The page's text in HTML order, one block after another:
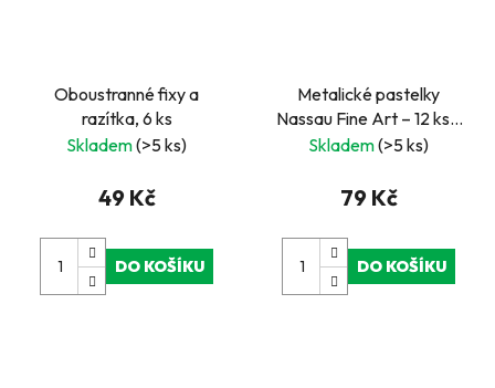
Oboustranné fixy a
razítka, 6 ks
Skladem(>5 ks)
49 Kč
DO KOŠÍKU
Metalické pastelky
Nassau Fine Art – 12 ks v
kovovém obalu
Skladem(>5 ks)
79 Kč
DO KOŠÍKU